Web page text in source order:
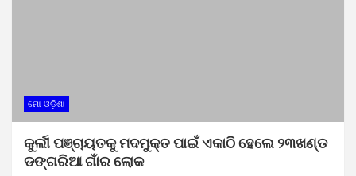
ମୋ ଓଡ଼ିଶା
କୁର୍ଲୀ ପଞ୍ଚାୟତକୁ ମଦମୁକ୍ତ ପାଇଁ ଏକାଠି ହେଲେ ୨୩ଖଣ୍ଡ
ଡଙ୍ଗରିଆ ଗାଁର ଲୋକ